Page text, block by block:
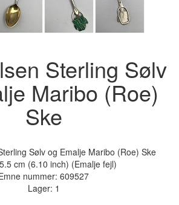
Sterling Sølv
Maribo (Roe)
Ske
Sølv og Emalje Maribo (Roe) Ske
cm (6.10 inch) (Emalje fejl)
nummer: 609527
Lager: 1